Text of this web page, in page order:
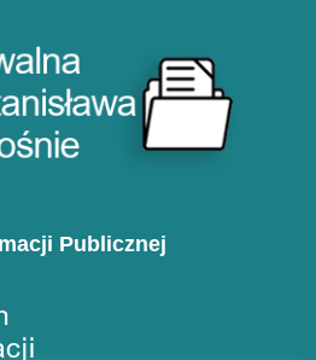
Publicznej